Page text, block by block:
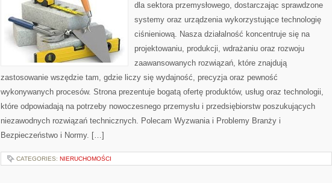
dla sektora przemysłowego, dostarczając sprawdzone
systemy oraz urządzenia wykorzystujące technologię
ciśnieniową. Nasza działalność koncentruje się na
projektowaniu, produkcji, wdrażaniu oraz rozwoju
zaawansowanych rozwiązań, które znajdują
zastosowanie wszędzie tam, gdzie liczy się wydajność, precyzja oraz pewność
wykonywanych procesów. Strona prezentuje bogatą ofertę produktów, usług oraz technologii,
które odpowiadają na potrzeby nowoczesnego przemysłu i przedsiębiorstw poszukujących
niezawodnych rozwiązań technicznych. Polecam Wyzwania i Problemy Branży i
Bezpieczeństwo i Normy. […]
CATEGORIES: NIERUCHOMOŚCI